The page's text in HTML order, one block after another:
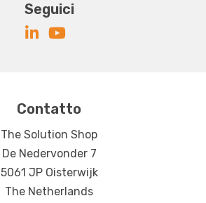
Seguici
Contatto
The Solution Shop
De Nedervonder 7
5061 JP Oisterwijk
The Netherlands